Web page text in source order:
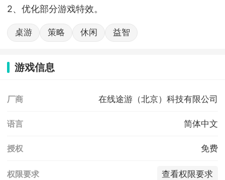
2、优化部分游戏特效。
桌游 策略 休闲 益智
游戏信息
厂商 在线途游（北京）科技有限公司
语言 简体中文
授权 免费
权限要求 查看权限要求